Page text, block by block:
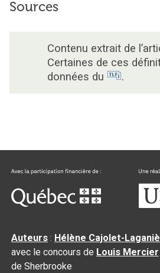
Sources
Contenu extrait de
Certaines de ces
données du
.
Auteurs : Hélène Cajolet-
avec le concours de Louis Mercier
de Sherbrooke